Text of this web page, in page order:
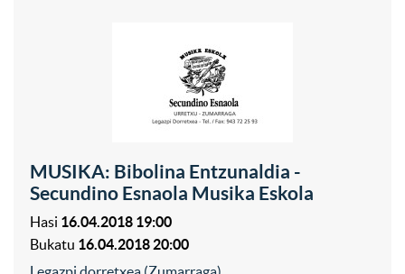
MUSIKA: Bibolina Entzunaldia -
Secundino Esnaola Musika Eskola
Hasi 16.04.2018 19:00
Bukatu 16.04.2018 20:00